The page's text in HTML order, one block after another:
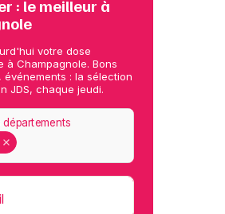
: le meilleur à
votre dose
à Champagnole. Bons
événements : la sélection
JDS, chaque jeudi.
départements